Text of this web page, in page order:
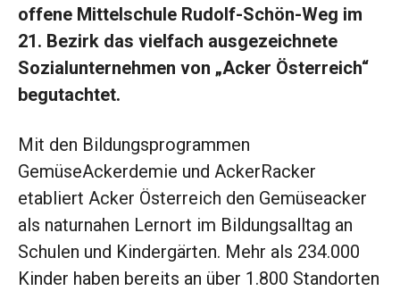
offene Mittelschule Rudolf-Schön-Weg im
21. Bezirk das vielfach ausgezeichnete
Sozialunternehmen von „Acker Österreich“
begutachtet.
Mit den Bildungsprogrammen
GemüseAckerdemie und AckerRacker
etabliert Acker Österreich den Gemüseacker
als naturnahen Lernort im Bildungsalltag an
Schulen und Kindergärten. Mehr als 234.000
Kinder haben bereits an über 1.800 Standorten